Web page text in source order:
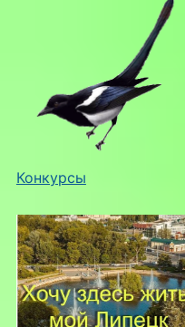
Конкурсы